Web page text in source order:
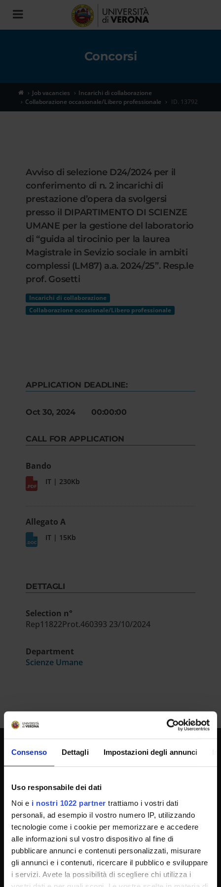
Consenso Dettagli Impostazioni degli annunci
Uso responsabile dei dati
Noi e i nostri 1022 partner trattiamo i vostri dati
personali, ad esempio il vostro numero IP, utilizzando
tecnologie come i cookie per memorizzare e accedere
alle informazioni sul vostro dispositivo al fine di
pubblicare annunci e contenuti personalizzati, misurare
gli annunci e i contenuti, ricercare il pubblico e sviluppare
i servizi. Avete la possibilità di scegliere chi utilizza i
Toggle
navigation
Concorsi
Job vacancies
Incarichi di collaborazione
Collaborazione occasionale/Libero professionale
ID. 13792
Avviso di selezione D24/2024 per il
conferimento di n. 2 incarichi di
prestazione d’opera da svolgersi
presso il DIPARTIMENTO DI SCIENZE
UMANE per la gestione del laboratorio
di “guida al tirocinio per la laurea
Magistrale in Sevizio sociale in ambiti
complessi (LM87) a.a. 2024/25”. Resp.le
prof. Gosetti
Incarichi di collaborazione
Collaborazione occasionale/Libero professionale
APPLICATION DEADLINE:
Oct 30, 2024 00:00:00
CALL FOR APPLICATION
Bando
IT | 230Kb
Allegato A
IT | 15Kb
DETTAGLI
Selection n°
Rep11822Prot.460393 23/10/2024
Department
Scienze Umane
Official University Register
Job vacancies
Notifications
Terms and conditions